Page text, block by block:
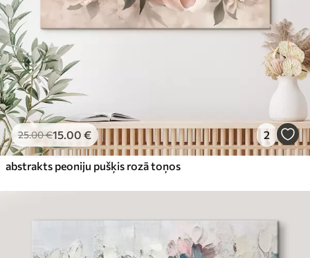
25.00€15.00 € 2
abstrakts peoniju pušķis rozā toņos